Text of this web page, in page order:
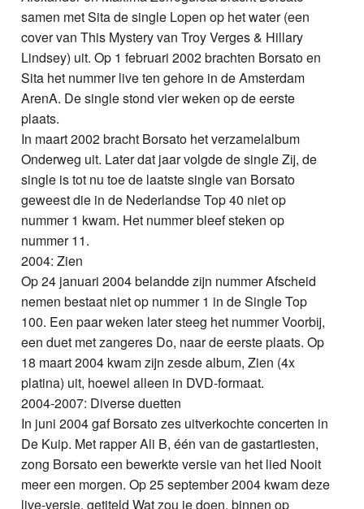
samen met Sita de single Lopen op het water (een
cover van This Mystery van Troy Verges & Hillary
Lindsey) uit. Op 1 februari 2002 brachten Borsato en
Sita het nummer live ten gehore in de Amsterdam
ArenA. De single stond vier weken op de eerste
plaats.
In maart 2002 bracht Borsato het verzamelalbum
Onderweg uit. Later dat jaar volgde de single Zij, de
single is tot nu toe de laatste single van Borsato
geweest die in de Nederlandse Top 40 niet op
nummer 1 kwam. Het nummer bleef steken op
nummer 11.
2004: Zien
Op 24 januari 2004 belandde zijn nummer Afscheid
nemen bestaat niet op nummer 1 in de Single Top
100. Een paar weken later steeg het nummer Voorbij,
een duet met zangeres Do, naar de eerste plaats. Op
18 maart 2004 kwam zijn zesde album, Zien (4x
platina) uit, hoewel alleen in DVD-formaat.
2004-2007: Diverse duetten
In juni 2004 gaf Borsato zes uitverkochte concerten in
De Kuip. Met rapper Ali B, één van de gastartiesten,
zong Borsato een bewerkte versie van het lied Nooit
meer een morgen. Op 25 september 2004 kwam deze
live-versie, getiteld Wat zou je doen, binnen op